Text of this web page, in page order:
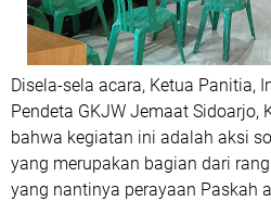
Disela-sela acara, Ketua Panitia,
Pendeta GKJW Jemaat Sidoarjo,
bahwa kegiatan ini adalah aksi
yang merupakan bagian dari
yang nantinya perayaan Paskah